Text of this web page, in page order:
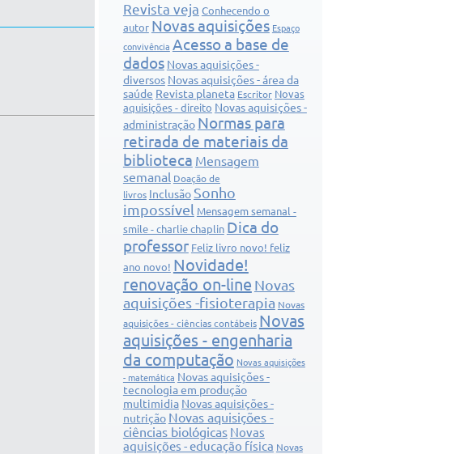
Revista veja Conhecendo o
autor Novas aquisições Espaço
convivência Acesso a base de
dados Novas aquisições -
diversos Novas aquisições - área da
saúde Revista planeta Escritor Novas
aquisições - direito Novas aquisições -
administração Normas para
retirada de materiais da
biblioteca Mensagem
semanal Doação de
livros Inclusão Sonho
impossível Mensagem semanal -
smile - charlie chaplin Dica do
professor Feliz livro novo! feliz
ano novo! Novidade!
renovação on-line Novas
aquisições -fisioterapia Novas
aquisições - ciências contábeis Novas
aquisições - engenharia
da computação Novas aquisições
- matemática Novas aquisições -
tecnologia em produção
multimidia Novas aquisições -
nutrição Novas aquisições -
ciências biológicas Novas
aquisições - educação física Novas